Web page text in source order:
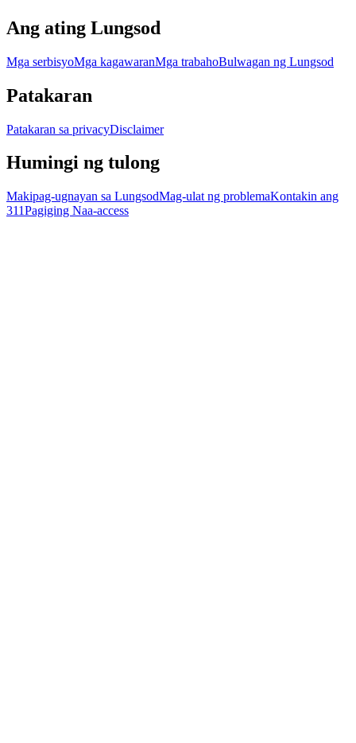
Ang ating Lungsod
Mga serbisyoMga kagawaranMga trabahoBulwagan ng Lungsod
Patakaran
Patakaran sa privacyDisclaimer
Humingi ng tulong
Makipag-ugnayan sa LungsodMag-ulat ng problemaKontakin ang
311Pagiging Naa-access